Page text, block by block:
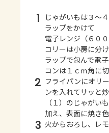
1
じゃがいもは３～
ラップをかけて
電子レンジ（６０
コリーは小房に分け
ラップで包んで電
コンは１ｃｍ角に切
2 フライパンにオリ
ンを入れてサッと炒
（１）のじゃがい
加え、表面に焼き
3 火からおろし、レ